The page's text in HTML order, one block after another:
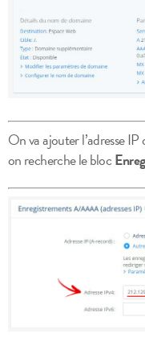
On va ajouter l’adresse
on recherche le bloc